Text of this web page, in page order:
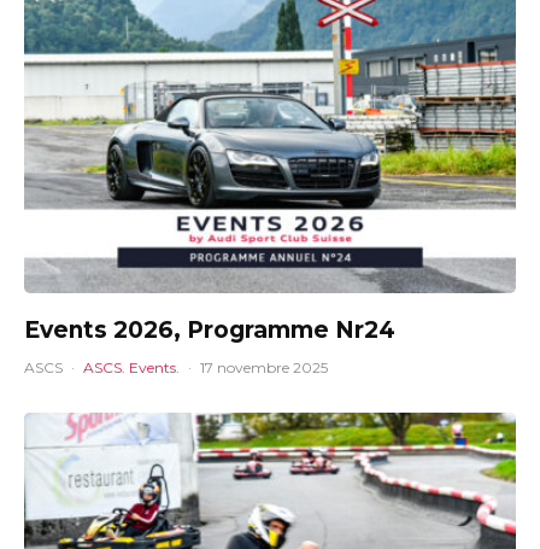
Events 2026, Programme Nr24
ASCS · ASCS. Events. · 17 novembre 2025